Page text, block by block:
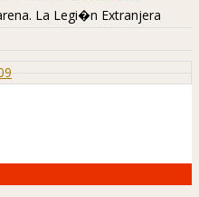
La Legi�n Extranjera